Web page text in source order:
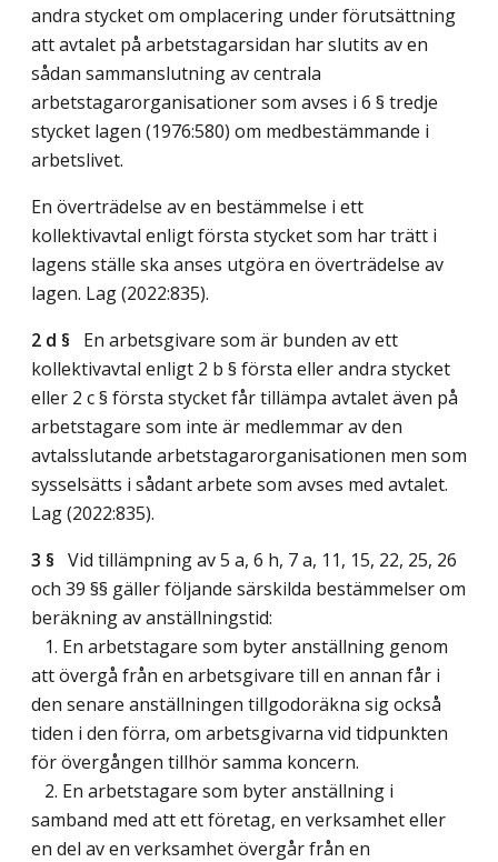
andra stycket om omplacering under förutsättning
att avtalet på arbetstagarsidan har slutits av en
sådan sammanslutning av centrala
arbetstagarorganisationer som avses i 6 § tredje
stycket lagen (1976:580) om medbestämmande i
arbetslivet.
En överträdelse av en bestämmelse i ett
kollektivavtal enligt första stycket som har trätt i
lagens ställe ska anses utgöra en överträdelse av
lagen. Lag (2022:835).
2 d § En arbetsgivare som är bunden av ett
kollektivavtal enligt 2 b § första eller andra stycket
eller 2 c § första stycket får tillämpa avtalet även på
arbetstagare som inte är medlemmar av den
avtalsslutande arbetstagarorganisationen men som
sysselsätts i sådant arbete som avses med avtalet.
Lag (2022:835).
3 § Vid tillämpning av 5 a, 6 h, 7 a, 11, 15, 22, 25, 26
och 39 §§ gäller följande särskilda bestämmelser om
beräkning av anställningstid:
1. En arbetstagare som byter anställning genom
att övergå från en arbetsgivare till en annan får i
den senare anställningen tillgodoräkna sig också
tiden i den förra, om arbetsgivarna vid tidpunkten
för övergången tillhör samma koncern.
2. En arbetstagare som byter anställning i
samband med att ett företag, en verksamhet eller
en del av en verksamhet övergår från en